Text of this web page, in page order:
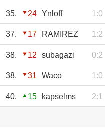
35. 24 Ynloff 1:0
37. 17 RAMIREZ 1:2
38. 12 subagazi 0:2
38. 31 Waco 1:0
40. 15 kapselms 2:1